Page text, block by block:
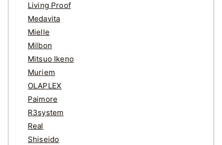
Living Proof
Medavita
Mielle
Milbon
Mitsuo Ikeno
Muriem
OLAPLEX
Paimore
R3system
Real
Shiseido